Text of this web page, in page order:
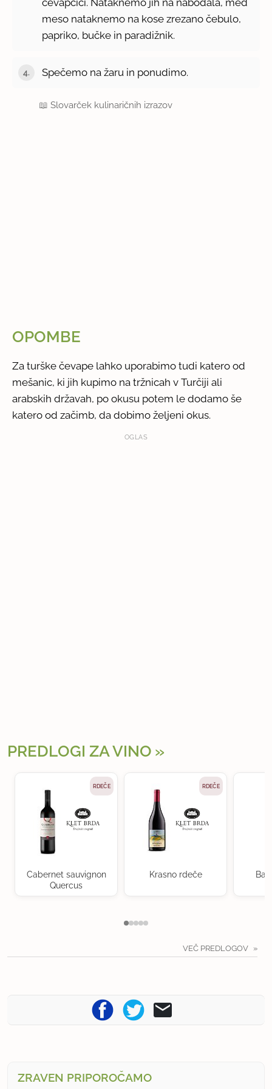
meso nataknemo na kose zrezano čebulo,
papriko, bučke in paradižnik.
Spečemo na žaru in ponudimo.
📖Slovarček kulinaričnih izrazov
OPOMBE
Za turške čevape lahko uporabimo tudi katero od
mešanic, ki jih kupimo na tržnicah v Turčiji ali
arabskih državah, po okusu potem le dodamo še
katero od začimb, da dobimo željeni okus.
OGLAS
PREDLOGI ZA VINO
RDEČE
Cabernet sauvignon
Quercus
RDEČE
Krasno rdeče
VEČ PREDLOGOV
ZRAVEN PRIPOROČAMO